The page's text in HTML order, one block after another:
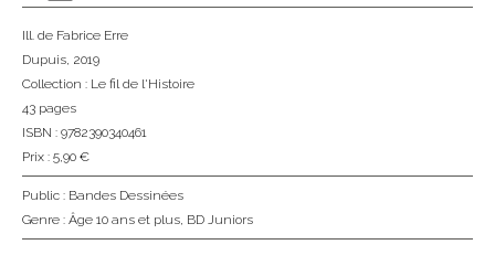
Ill. de Fabrice Erre
Dupuis, 2019
Collection : Le fil de l'Histoire
43 pages
ISBN : 9782390340461
Prix : 5,90 €
Public : Bandes Dessinées
Genre : Âge 10 ans et plus, BD Juniors